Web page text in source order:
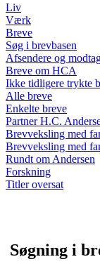
Liv
Værk
Breve
Søg i brevbasen
Afsendere og
Breve om HCA
Ikke tidligere trykte
Alle breve
Enkelte breve
Partner H.C.
Brevveksling med
Brevveksling med
Rundt om Andersen
Forskning
Titler oversat
Søgning i